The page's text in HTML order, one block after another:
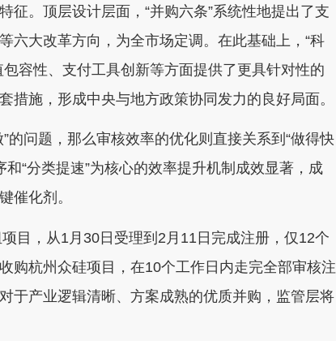
。顶层设计层面，“并购六条”系统性地提出了支
六大改革方向，为全市场定调。在此基础上，“科
容性、支付工具创新等方面提供了更具针对性的
施，形成中央与地方政策协同发力的良好局面。
问题，那么审核效率的优化则直接关系到“做得快
“分类提速”为核心的效率提升机制成效显著，成
催化剂。
，从1月30日受理到2月11日完成注册，仅12个
购杭州众硅项目，在10个工作日内走完全部审核注
于产业逻辑清晰、方案成熟的优质并购，监管层将